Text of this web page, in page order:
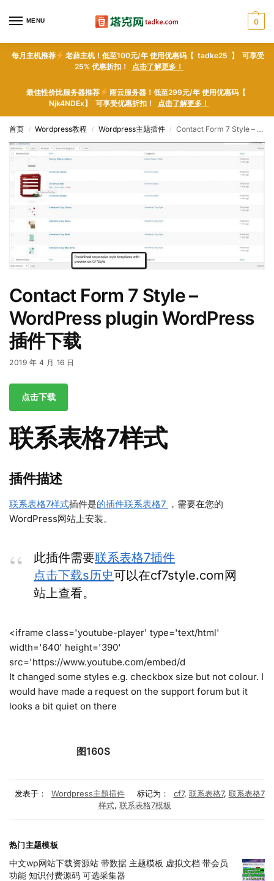
MENU 0
每月主机推荐
老薜主机！低至100元/年 使用优惠码【 tadke25 】 可享受
25% 优惠折扣！ 点击了解更多！
最佳性价比服务器推荐
雨云服务器！低至299元/年 使用优惠码【
Njk4NDEx】 可享受优惠折扣！ 点击了解更多！
首页 / Wordpress教程 / Wordpress主题插件 / Contact Form 7 Style – WordPress plugin WordPress插件下载
Contact Form 7 Style –
WordPress plugin WordPress
插件下载
2019 年 4 月 16 日
点击下载
联系表格7样式
插件描述
联系表格7样式插件是的插件联系表格7 ，需要在您的
WordPress网站上安装。
此插件需要联系表格7插件
点击下载s历史可以在cf7style.com网
站上查看。
<iframe class='youtube-player' type='text/html'
width='640' height='390'
src='https://www.youtube.com/embed/d
It changed some styles e.g. checkbox size but not colour. I
would have made a request on the support forum but it
looks a bit quiet on there
图160S
发表于： Wordpress主题插件 标记为： cf7, 联系表格7, 联系表格7
样式, 联系表格7模板
热门主题模板
中文wp网站下载资源站 带数据 主题模板 虚拟文档 带会员
功能 知识付费源码 可选采集器